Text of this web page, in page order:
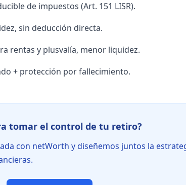
de impuestos (Art. 151 LISR).
sin deducción directa.
rentas y plusvalía, menor liquidez.
+ protección por fallecimiento.
tomar el control de tu retiro?
con netWorth y diseñemos juntos la